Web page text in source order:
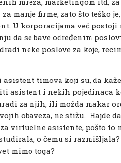
manje firme, zato što teško
U korporacijama već postoji
da se bave određenim
neke poslove za koje,
timova koji su, da
asistent i nekih pojedinaca
za njih, ili možda makar
obaveza, ne stižu. Hajde
virtuelne asistente, pošto to
o čemu si razmišljala?
mimo toga?